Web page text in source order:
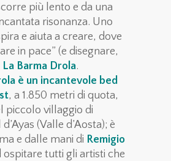
più lento e da una
risonanza. Uno
e aiuta a creare, dove
in pace” (e disegnare,
La Barma Drola.
è un incantevole bed
, a 1.850 metri di quota,
piccolo villaggio di
d’Ayas (Valle d’Aosta); è
e dalle mani di Remigio
ospitare tutti gli artisti che